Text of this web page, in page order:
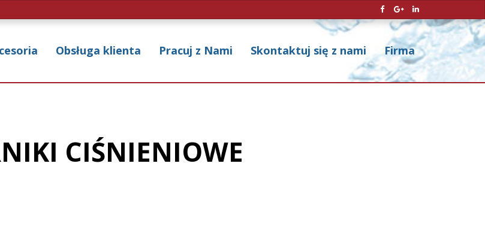
Obsługa klienta Pracuj z Nami Skontaktuj się z nami Firma
CIŚNIENIOWE